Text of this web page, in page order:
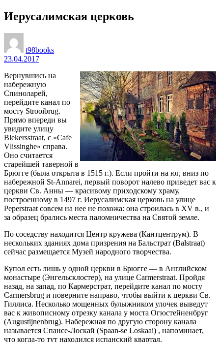
Иерусалимская церковь
t98books
23.04.2017
Вернувшись на
набережную
Спиноларей,
перейдите канал по
мосту Strooibrug.
Прямо впереди вы
увидите улицу
Blekersstraat, с «Cafe
Vlissinghe» справа.
Оно считается
старейшей таверной в
Брюгге (была открыта в 1515 г.). Если пройти на юг, вниз по
набережной St-Annarei, первый поворот налево приведет вас к
церкви Св. Анны — красивому приходскому храму,
построенному в 1497 г. Иерусалимская церковь на улице
Peperstraat совсем на нее не похожа: она строилась в XV в., и
за образец брались места паломничества на Святой земле.
По соседству находится Центр кружева (Кантцентрум). В
нескольких зданиях дома призрения на Бальстрат (Balstraat)
сейчас размещается Музей народного творчества.
Купол есть лишь у одной церкви в Брюгге — в Английском
монастыре (Энгельсклостер), на улице Carmerstraat. Пройдя
назад, на запад, по Кармерстрат, перейдите канал по мосту
Carmersbrug и поверните направо, чтобы выйти к церкви Св.
Гиллиса. Несколько мощенных булыжником улочек выведут
вас к живописному отрезку канала у моста Огюстейненбруг
(Augustijnenbrug). Набережная по другую сторону канала
называется Спансе-Лоскай (Spaan-se Loskaai) , напоминает,
что когда-то тут находился испанский квартал.